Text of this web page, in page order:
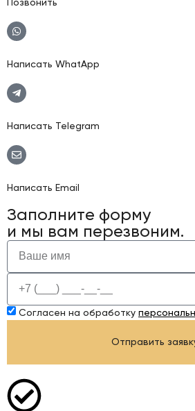
Позвонить
Написать WhatApp
Написать Telegram
Написать Email
Заполните форму
и мы вам перезвоним.
Согласен на обработку
Отправить